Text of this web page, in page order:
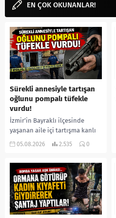
EN ÇOK OKUNANLAR!
Sürekli annesiyle tartışan
oğlunu pompalı tüfekle
vurdu!
İzmir’in Bayraklı ilçesinde
yaşanan aile içi tartışma kanlı
bitti. İddiaya göre, uzun süredir
05.08.2026 2.535 0